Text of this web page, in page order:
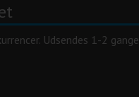
Udsendes 1-2 gange